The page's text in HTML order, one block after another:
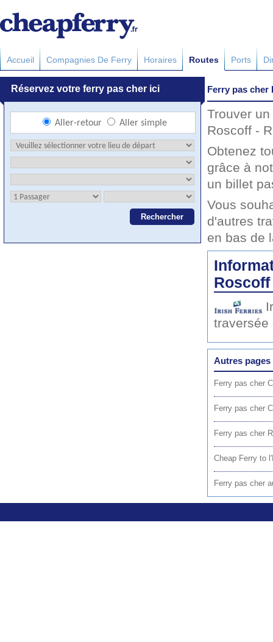
Accueil Compagnies De Ferry Horaires Routes Ports
Ferry pas cher
Trouver
Roscoff -
Obtenez
grâce à
un billet
Vous
d'autres
en bas de
traversée
Autres pages
Ferry pas cher
Ferry pas cher
Ferry pas cher
Cheap Ferry to
Ferry pas cher